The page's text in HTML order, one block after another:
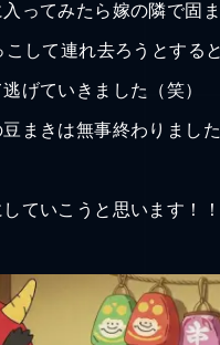
ってみたら嫁の隣で固ま
して連れ去ろうとする
げていきました（笑）
まきは無事終わりまし
ていこうと思います！！